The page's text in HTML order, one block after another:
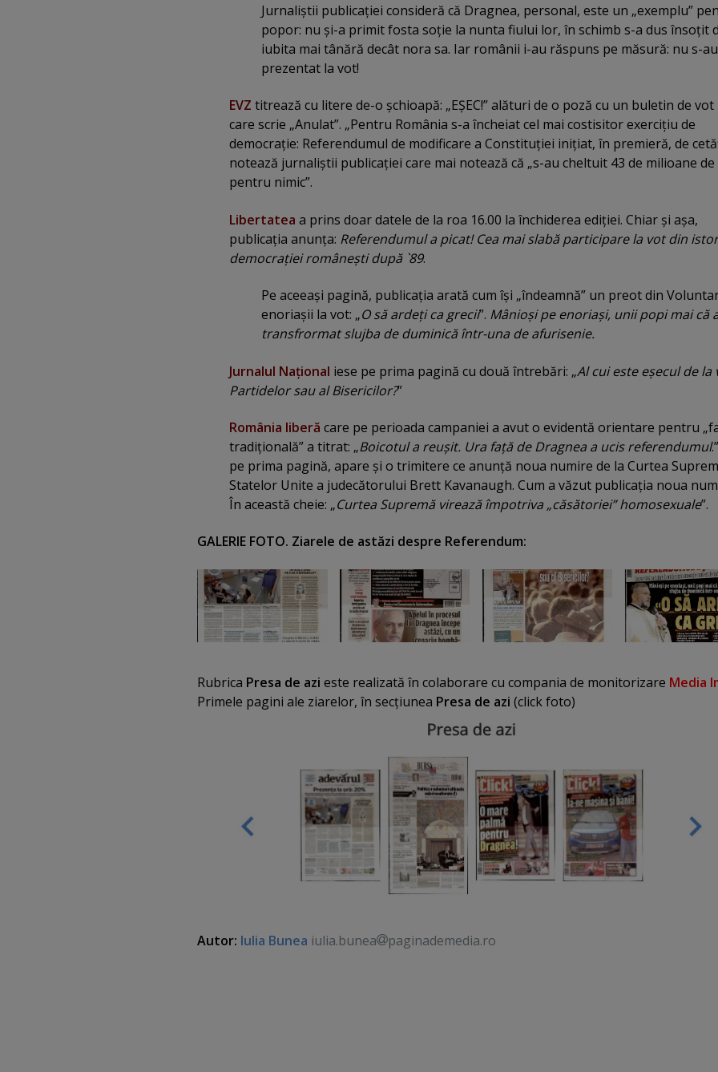
Jurnaliştii publicaţiei consideră că Dragnea, personal, este un „exemplu”
popor: nu şi-a primit fosta soţie la nunta fiului lor, în schimb s-a dus însoţit
iubita mai tânără decât nora sa. Iar românii i-au răspuns pe măsură: nu s-au
prezentat la vot!
EVZ titrează cu litere de-o şchioapă: „EŞEC!” alături de o poză cu un buletin de vot
care scrie „Anulat”. „Pentru România s-a încheiat cel mai costisitor exerciţiu de
democraţie: Referendumul de modificare a Constituţiei iniţiat, în premieră, de
notează jurnaliştii publicaţiei care mai notează că „s-au cheltuit 43 de milioane
pentru nimic”.
Libertatea a prins doar datele de la roa 16.00 la închiderea ediţiei. Chiar şi aşa,
publicaţia anunţa: Referendumul a picat! Cea mai slabă participare la vot din
democraţiei româneşti după `89.
Pe aceeaşi pagină, publicaţia arată cum îşi „îndeamnă” un preot din
enoriaşii la vot: „O să ardeţi ca grecii”. Mânioşi pe enoriaşi, unii popi mai că
transfrormat slujba de duminică într-una de afurisenie.
Jurnalul Naţional iese pe prima pagină cu două întrebări: „Al cui este eşecul de la
Partidelor sau al Bisericilor?”
România liberă care pe perioada campaniei a avut o evidentă orientare pentru
tradiţională” a titrat: „Boicotul a reuşit. Ura faţă de Dragnea a ucis referendumul
pe prima pagină, apare şi o trimitere ce anunţă noua numire de la Curtea
Statelor Unite a judecătorului Brett Kavanaugh. Cum a văzut publicaţia noua
În această cheie: „Curtea Supremă virează împotriva „căsătoriei” homosexuale”.
GALERIE FOTO. Ziarele de astăzi despre Referendum:
Rubrica Presa de azi este realizată în colaborare cu compania de monitorizare Media
Primele pagini ale ziarelor, în secţiunea Presa de azi (click foto)
Autor: Iulia Bunea iulia.bunea paginademedia.ro